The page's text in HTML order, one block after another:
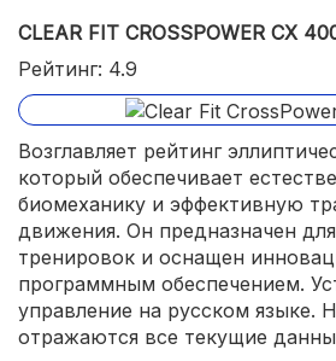
CLEAR FIT CROSSPOWER CX
Рейтинг: 4.9
Возглавляет рейтинг
который обеспечивает
биомеханику и эффективную
движения. Он предназначен
тренировок и оснащен
программным обеспечением.
управление на русском языке.
отражаются все текущие